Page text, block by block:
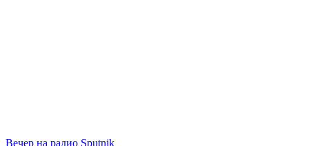
Вечер на радио Sputnik